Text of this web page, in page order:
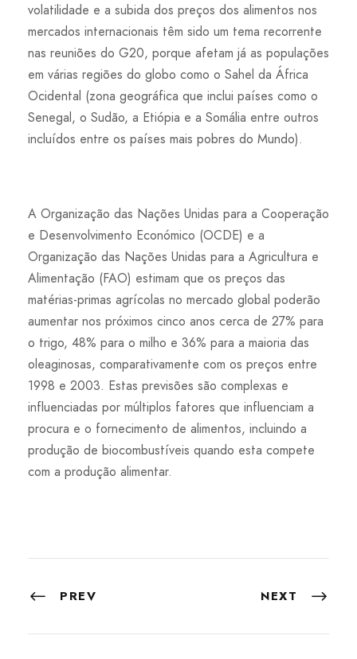
volatilidade e a subida dos preços dos alimentos nos
mercados internacionais têm sido um tema recorrente
nas reuniões do G20, porque afetam já as populações
em várias regiões do globo como o Sahel da África
Ocidental (zona geográfica que inclui países como o
Senegal, o Sudão, a Etiópia e a Somália entre outros
incluídos entre os países mais pobres do Mundo).
A Organização das Nações Unidas para a Cooperação
e Desenvolvimento Económico (OCDE) e a
Organização das Nações Unidas para a Agricultura e
Alimentação (FAO) estimam que os preços das
matérias-primas agrícolas no mercado global poderão
aumentar nos próximos cinco anos cerca de 27% para
o trigo, 48% para o milho e 36% para a maioria das
oleaginosas, comparativamente com os preços entre
1998 e 2003. Estas previsões são complexas e
influenciadas por múltiplos fatores que influenciam a
procura e o fornecimento de alimentos, incluindo a
produção de biocombustíveis quando esta compete
com a produção alimentar.
PREV NEXT